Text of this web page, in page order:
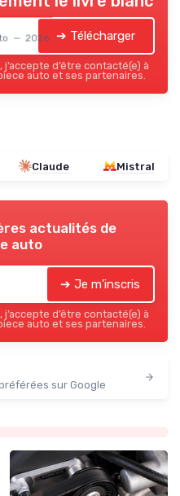
— 2026 ➔ Télécharger
d’être contacté(e) à
auto et ses partenaires.
Claude Mistral
actualités de
auto
➔ Je m'inscris
d’être contacté(e) à
auto et ses partenaires.
sur Google